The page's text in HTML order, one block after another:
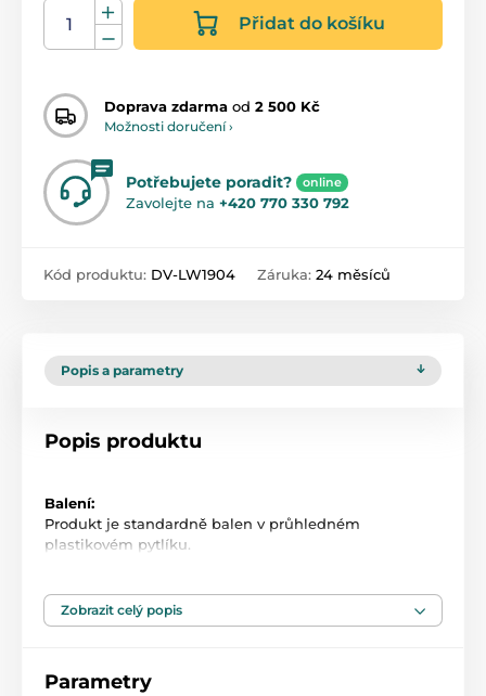
Přidat do košíku
Doprava zdarma od 2 500 Kč
Možnosti doručení ›
Potřebujete poradit? online
Zavolejte na +420 770 330 792
Kód produktu: DV-LW1904 Záruka: 24 měsíců
Popis a parametry
Popis produktu
Balení:
Produkt je standardně balen v průhledném
plastikovém pytlíku.
krabici s dalšími produkty anebo s plastovým boxem.
Barevnou papírovou krabici i plastový box je možné si
Zobrazit celý popis
Parametry